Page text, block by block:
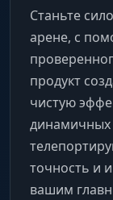
Станьте
арене, с
продукт
чистую
динамичных
точность и
вашим